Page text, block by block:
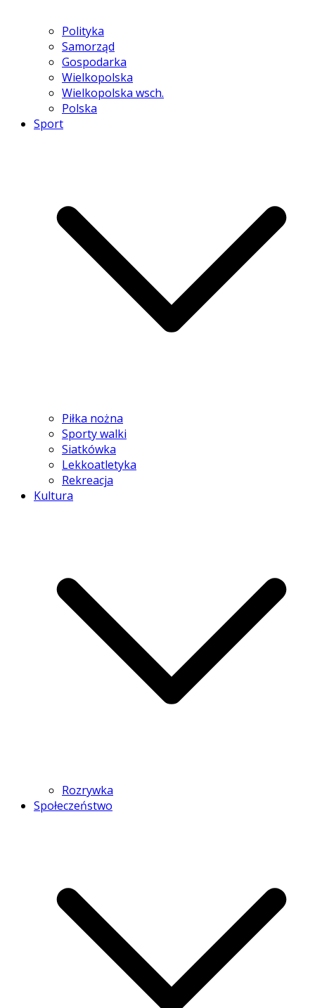
Polityka
Samorząd
Gospodarka
Wielkopolska
Wielkopolska wsch.
Polska
Sport
Piłka nożna
Sporty walki
Siatkówka
Lekkoatletyka
Rekreacja
Kultura
Rozrywka
Społeczeństwo